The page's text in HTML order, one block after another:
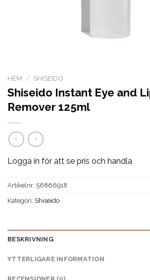
HEM / SHISEIDO
Shiseido Instant Eye and
Remover 125ml
Logga in för att se pris och handla
Artikelnr: 56866918
Kategori: Shiseido
BESKRIVNING
YTTERLIGARE INFORMATION